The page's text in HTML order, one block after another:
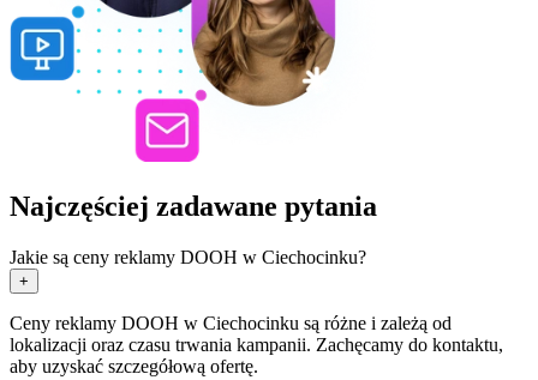
Najczęściej zadawane pytania
Jakie są ceny reklamy DOOH w Ciechocinku?
+
Ceny reklamy DOOH w Ciechocinku są różne i zależą od
lokalizacji oraz czasu trwania kampanii. Zachęcamy do kontaktu,
aby uzyskać szczegółową ofertę.